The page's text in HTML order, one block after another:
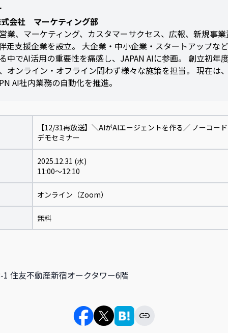
式会社 マーケティング部
業、マーケティング、カスタマーサクセス、広報、新規事
走支援企業を設立。 大企業・中小企業・スタートアップな
中でAI活用の重要性を痛感し、JAPAN AIに参画。 創立初年
オンライン・オフライン問わず様々な施策を担当。 現在は
AI社内業務の自動化を推進。
【12/31再放送】＼AIがAIエージェントを作る／ ノーコー
デモセミナー
2025.12.31 (水)
11:00～12:10
オンライン（Zoom）
無料
住友不動産新宿オークタワー6階